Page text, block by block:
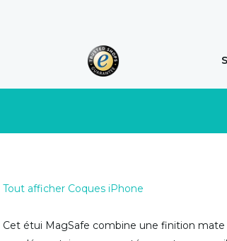
Tout afficher Coques iPhone
Cet étui MagSafe combine une finition mate